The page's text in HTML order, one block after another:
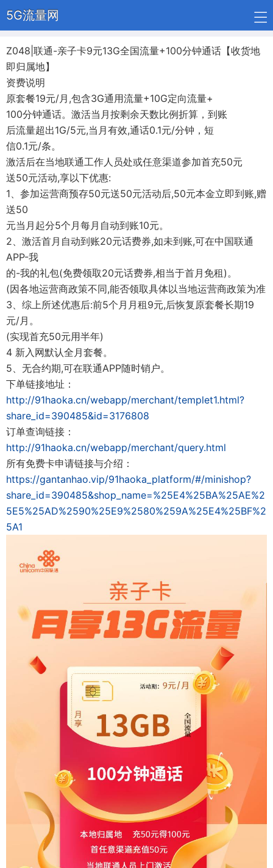
5G流量网
Z048|联通-亲子卡9元13G全国流量+100分钟通话【收货地
即归属地】
资费说明
原套餐19元/月,包含3G通用流量+10G定向流量+
100分钟通话。激活当月按剩余天数比例折算，到账
后流量超出1G/5元,当月有效,通话0.1元/分钟，短
信0.1元/条。
激活后在当地联通工作人员处或任意渠道参加首充50元
送50元活动,享以下优惠:
1、参加运营商预存50元送50元活动后,50元本金立即到账,赠
送50
元当月起分5个月每月自动到账10元。
2、激活首月自动到账20元话费券,如未到账,可在中国联通
APP-我
的-我的礼包(免费领取20元话费券,相当于首月免租)。
(因各地运营商政策不同,能否领取具体以当地运营商政策为准
3、综上所述优惠后:前5个月月租9元,后恢复原套餐长期19
元/月。
(实现首充50元用半年)
4 新入网默认全月套餐。
5、无合约期,可在联通APP随时销户。
下单链接地址：
http://91haoka.cn/webapp/merchant/templet1.html?
share_id=390485&id=3176808
订单查询链接：
http://91haoka.cn/webapp/merchant/query.html
所有免费卡申请链接与介绍：
https://gantanhao.vip/91haoka_platform/#/minishop?
share_id=390485&shop_name=%25E4%25BA%25AE%2
5E5%25AD%2590%25E9%2580%259A%25E4%25BF%2
5A1